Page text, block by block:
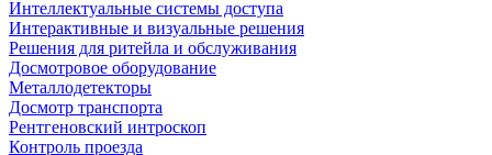
Интеллектуальные системы доступа
Интерактивные и визуальные решения
Решения для ритейла и обслуживания
Досмотровое оборудование
Металлодетекторы
Досмотр транспорта
Рентгеновский интроскоп
Контроль проезда